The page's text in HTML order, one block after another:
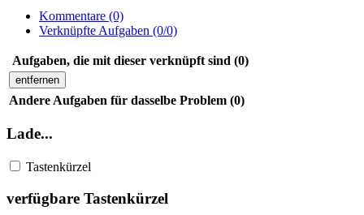
Kommentare (0)
Verknüpfte Aufgaben (0/0)
Aufgaben, die mit dieser verknüpft sind (0)
entfernen
Andere Aufgaben für dasselbe Problem (0)
Lade...
Tastenkürzel
verfügbare Tastenkürzel